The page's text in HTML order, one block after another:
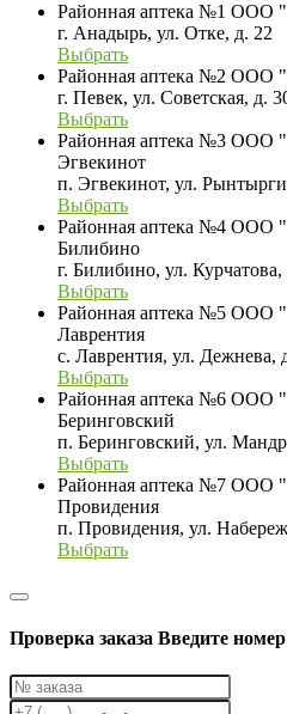
Районная аптека №1 ООО
г. Анадырь, ул. Отке, д. 22
Выбрать
Районная аптека №2 ООО
г. Певек, ул. Советская, д.
Выбрать
Районная аптека №3 ООО
Эгвекинот
п. Эгвекинот, ул.
Выбрать
Районная аптека №4 ООО
Билибино
г. Билибино, ул. Курчатова,
Выбрать
Районная аптека №5 ООО
Лаврентия
с. Лаврентия, ул. Дежнева,
Выбрать
Районная аптека №6 ООО
Беринговский
п. Беринговский, ул.
Выбрать
Районная аптека №7 ООО
Провидения
п. Провидения, ул.
Выбрать
Проверка заказа Введите номер